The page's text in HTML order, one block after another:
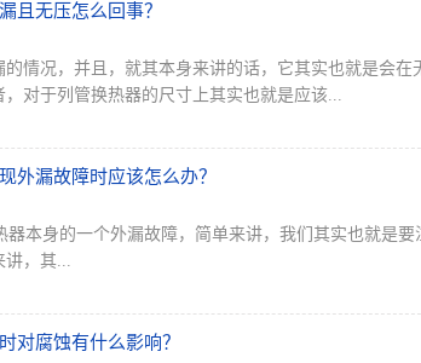
且无压怎么回事？
的情况，并且，就其本身来讲的话，它其实也就是会
，对于列管换热器的尺寸上其实也就是应该...
外漏故障时应该怎么办？
本身的一个外漏故障，简单来讲，我们其实也就是
讲，其...
对腐蚀有什么影响？